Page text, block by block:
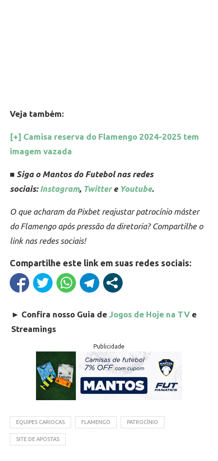
Veja também:
[+] Camisa reserva do Flamengo 2024-2025 tem
imagem vazada
■ Siga o Mantos do Futebol nas redes
sociais:Instagram, Twittere Youtube.
O que acharam da Pixbet reajustar patrocínio máster
do Flamengo após pressão da diretoria? Compartilhe o
link nas redes sociais!
Compartilhe este link em suas redes sociais:
► Confira nosso Guia de Jogos de Hoje na TV e
Streamings
Publicidade
EQUIPES CARIOCAS FLAMENGO PATROCÍNIO
SITE DE APOSTAS